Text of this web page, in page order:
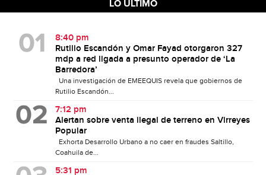
LO ÚLTIMO
8:40 pm
Rutilio Escandón y Omar Fayad otorgaron 327
mdp a red ligada a presunto operador de ‘La
Barredora’
Una investigación de EMEEQUIS revela que gobiernos de
Rutilio Escandón...
7:12 pm
Alertan sobre venta ilegal de terreno en Virreyes
Popular
Exhorta Desarrollo Urbano a no caer en fraudes Saltillo,
Coahuila de...
5:31 pm